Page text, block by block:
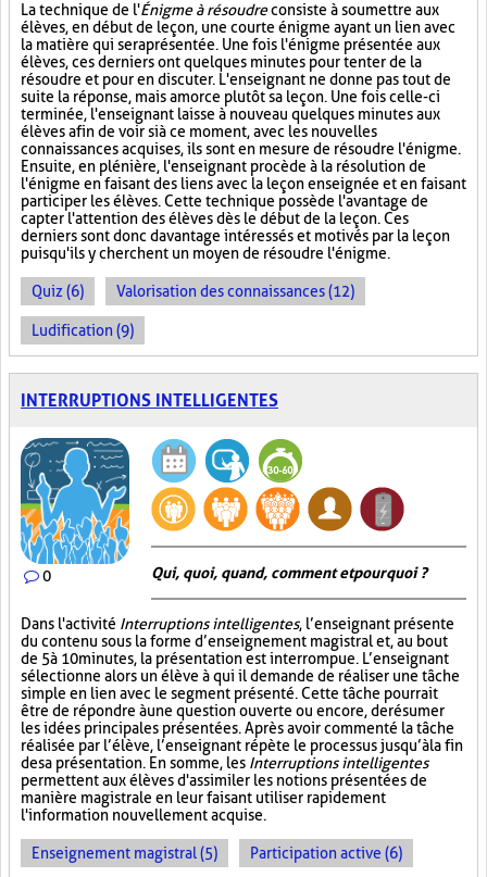
La technique de l'Énigme à résoudreconsiste à soumettre aux
élèves, en début de leçon, une courte énigme ayant un lien avec
la matière qui sera présentée. Une fois l'énigme présentée aux
élèves, ces derniers ont quelques minutes pour tenter de la
résoudre et pour en discuter. L'enseignant ne donne pas tout de
suite la réponse, mais amorce plutôt sa leçon. Une fois celle-ci
terminée, l'enseignant laisse à nouveau quelques minutes aux
élèves afin de voir si à ce moment, avec les nouvelles
connaissances acquises, ils sont en mesure de résoudre l'énigme.
Ensuite, en plénière, l'enseignant procède à la résolution de
l'énigme en faisant des liens avec la leçon enseignée et en faisant
participer les élèves. Cette technique possède l'avantage de
capter l'attention des élèves dès le début de la leçon. Ces
derniers sont donc davantage intéressés et motivés par la leçon
puisqu'ils y cherchent un moyen de résoudre l'énigme.
Quiz (6) Valorisation des connaissances (12)
Ludification (9)
INTERRUPTIONS INTELLIGENTES
0 Qui, quoi, quand, comment et pourquoi ?
Dans l'activité Interruptions intelligentes, l’enseignant présente
du contenu sous la forme d’enseignement magistral et, au bout
de 5 à 10 minutes, la présentation est interrompue. L’enseignant
sélectionne alors un élève à qui il demande de réaliser une tâche
simple en lien avec le segment présenté. Cette tâche pourrait
être de répondre à une question ouverte ou encore, de résumer
les idées principales présentées. Après avoir commenté la tâche
réalisée par l’élève, l’enseignant répète le processus jusqu’à la fin
de sa présentation. En somme, les Interruptions intelligentes
permettent aux élèves d'assimiler les notions présentées de
manière magistrale en leur faisant utiliser rapidement
l'information nouvellement acquise.
Enseignement magistral (5) Participation active (6)